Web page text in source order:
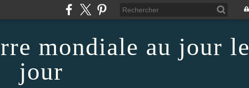
mondiale au jour le
jour